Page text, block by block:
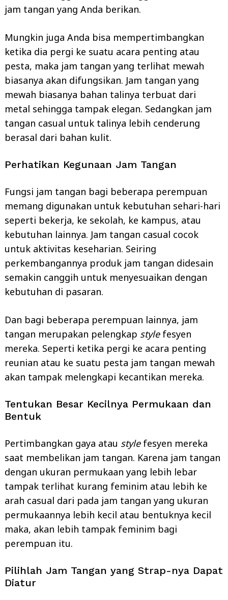
jam tangan yang Anda berikan.
Mungkin juga Anda bisa mempertimbangkan
ketika dia pergi ke suatu acara penting atau
pesta, maka jam tangan yang terlihat mewah
biasanya akan difungsikan. Jam tangan yang
mewah biasanya bahan talinya terbuat dari
metal sehingga tampak elegan. Sedangkan jam
tangan casual untuk talinya lebih cenderung
berasal dari bahan kulit.
Perhatikan Kegunaan Jam Tangan
Fungsi jam tangan bagi beberapa perempuan
memang digunakan untuk kebutuhan sehari-hari
seperti bekerja, ke sekolah, ke kampus, atau
kebutuhan lainnya. Jam tangan casual cocok
untuk aktivitas keseharian. Seiring
perkembangannya produk jam tangan didesain
semakin canggih untuk menyesuaikan dengan
kebutuhan di pasaran.
Dan bagi beberapa perempuan lainnya, jam
tangan merupakan pelengkap stylefesyen
mereka. Seperti ketika pergi ke acara penting
reunian atau ke suatu pesta jam tangan mewah
akan tampak melengkapi kecantikan mereka.
Tentukan Besar Kecilnya Permukaan dan
Bentuk
Pertimbangkan gaya atau stylefesyen mereka
saat membelikan jam tangan. Karena jam tangan
dengan ukuran permukaan yang lebih lebar
tampak terlihat kurang feminim atau lebih ke
arah casual dari pada jam tangan yang ukuran
permukaannya lebih kecil atau bentuknya kecil
maka, akan lebih tampak feminim bagi
perempuan itu.
Pilihlah Jam Tangan yang Strap-nya Dapat
Diatur